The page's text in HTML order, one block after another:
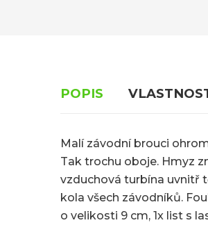
POPIS
Malí závodní brouci
Tak trochu oboje. Hmyz
vzduchová turbína uvnitř
kola všech závodníků.
o velikosti 9 cm, 1x list s